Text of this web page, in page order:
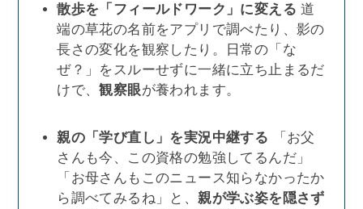
散歩を「フィールドワーク」に変える 道
端の草花の名前をアプリで調べたり、影の
長さの変化を観察したり。日常の「な
ぜ？」をスルーせずに一緒に立ち止まるだ
けで、観察眼が養われます。
親の「学び直し」を実況中継する 「お父
さんも今、この資格の勉強してるんだ」
「お母さんもこのニュース知らなかったか
ら調べてみるね」と、親が学ぶ姿を隠さず